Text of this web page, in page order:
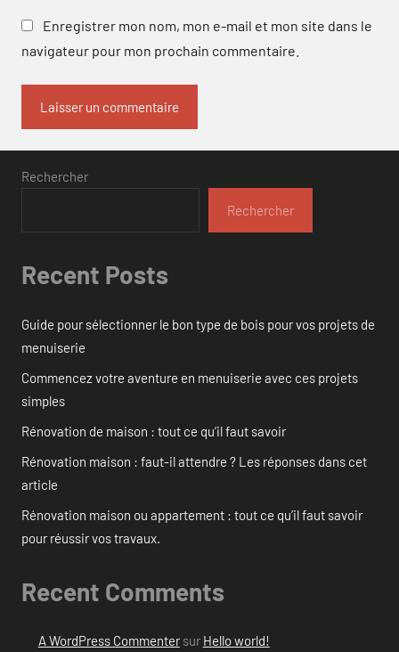
Enregistrer mon nom, mon e-mail et mon site dans le
navigateur pour mon prochain commentaire.
Rechercher
Rechercher
Recent Posts
Guide pour sélectionner le bon type de bois pour vos projets de
menuiserie
Commencez votre aventure en menuiserie avec ces projets
simples
Rénovation de maison : tout ce qu’il faut savoir
Rénovation maison : faut-il attendre ? Les réponses dans cet
article
Rénovation maison ou appartement : tout ce qu’il faut savoir
pour réussir vos travaux.
Recent Comments
A WordPress Commentersur Hello world!